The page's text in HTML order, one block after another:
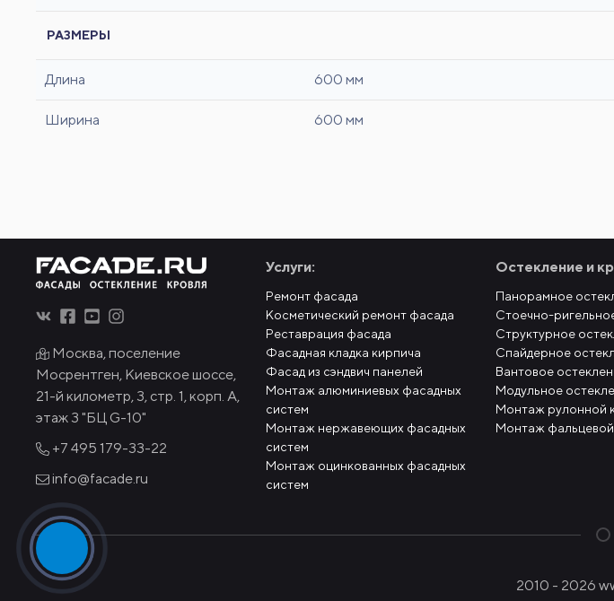
РАЗМЕРЫ
Длина 600 мм
Ширина 600 мм
Москва, поселение
Мосрентген, Киевское шоссе,
21-й километр, 3, стр. 1, корп. А,
этаж 3 "БЦ G-10"
+7 495 179-33-22
info@facade.ru
Услуги:
Ремонт фасада
Косметический ремонт фасада
Реставрация фасада
Фасадная кладка кирпича
Фасад из сэндвич панелей
Монтаж алюминиевых фасадных
систем
Монтаж нержавеющих фасадных
систем
Монтаж оцинкованных фасадных
систем
Остекление и
Панорамное
Стоечно-
Структурное
Спайдерное
Вантовое
Модульное
Монтаж рулонной
Монтаж
2010 - 2026